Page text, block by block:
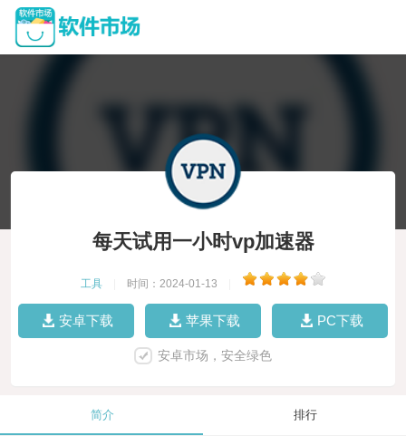
每天试用一小时vp加速器
工具 时间：2024-01-13
安卓下载 苹果下载 PC下载
安卓市场，安全绿色
简介 排行